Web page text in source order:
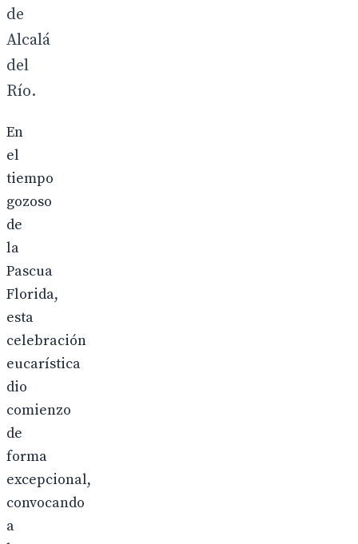
de
Alcalá
del
Río.
En
el
tiempo
gozoso
de
la
Pascua
Florida,
esta
celebración
eucarística
dio
comienzo
de
forma
excepcional,
convocando
a